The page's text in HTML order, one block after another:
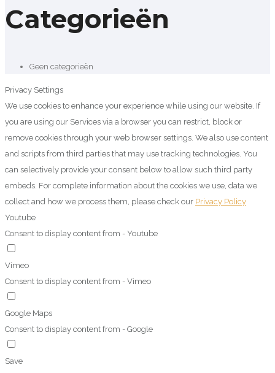
Categorieën
Geen categorieën
Privacy Settings
We use cookies to enhance your experience while using our website. If
you are using our Services via a browser you can restrict, block or
remove cookies through your web browser settings. We also use content
and scripts from third parties that may use tracking technologies. You
can selectively provide your consent below to allow such third party
embeds. For complete information about the cookies we use, data we
collect and how we process them, please check our Privacy Policy
Youtube
Consent to display content from - Youtube
Vimeo
Consent to display content from - Vimeo
Google Maps
Consent to display content from - Google
Save